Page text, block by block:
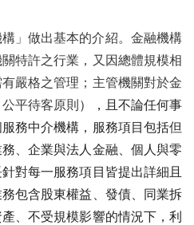
」做出基本的介紹。金融機構
特許之行業，又因總體規模相
嚴格之管理；主管機關對於金
公平待客原則 ），且不論任何事
務中介機構，服務項目包括但
、企業與法人金融、個人與零
對每一服務項目皆提出詳細且
包含股東權益、發債、同業拆
、不受規模影響的情況下，利